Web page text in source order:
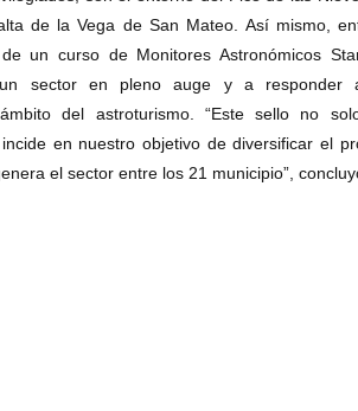
de la Vega de San Mateo. Así mismo,
un curso de Monitores Astronómicos
un sector en pleno auge y a responder
del astroturismo. “Este sello no
en nuestro objetivo de diversificar el
el sector entre los 21 municipio”,